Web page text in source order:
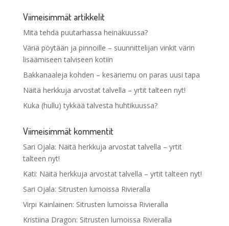
Viimeisimmät artikkelit
Mitä tehdä puutarhassa heinäkuussa?
Väriä pöytään ja pinnoille – suunnittelijan vinkit värin
lisäämiseen talviseen kotiin
Bakkanaaleja kohden – kesäriemu on paras uusi tapa
Näitä herkkuja arvostat talvella – yrtit talteen nyt!
Kuka (hullu) tykkää talvesta huhtikuussa?
Viimeisimmät kommentit
Sari Ojala: Näitä herkkuja arvostat talvella – yrtit
talteen nyt!
Kati: Näitä herkkuja arvostat talvella – yrtit talteen nyt!
Sari Ojala: Sitrusten lumoissa Rivieralla
Virpi Kainlainen: Sitrusten lumoissa Rivieralla
Kristiina Dragon: Sitrusten lumoissa Rivieralla